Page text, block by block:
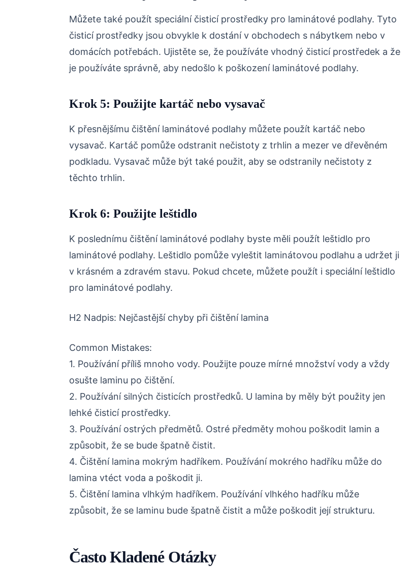
Můžete také použít speciální čisticí prostředky pro laminátové podlahy. Tyto
čisticí prostředky jsou obvykle k dostání v obchodech s nábytkem nebo v
domácích potřebách. Ujistěte se, že používáte vhodný čisticí prostředek a že
je používáte správně, aby nedošlo k poškození laminátové podlahy.
Krok 5: Použijte kartáč nebo vysavač
K přesnějšímu čištění laminátové podlahy můžete použít kartáč nebo
vysavač. Kartáč pomůže odstranit nečistoty z trhlin a mezer ve dřevěném
podkladu. Vysavač může být také použit, aby se odstranily nečistoty z
těchto trhlin.
Krok 6: Použijte leštidlo
K poslednímu čištění laminátové podlahy byste měli použít leštidlo pro
laminátové podlahy. Leštidlo pomůže vyleštit laminátovou podlahu a udržet ji
v krásném a zdravém stavu. Pokud chcete, můžete použít i speciální leštidlo
pro laminátové podlahy.
H2 Nadpis: Nejčastější chyby při čištění lamina
Common Mistakes:
1. Používání příliš mnoho vody. Použijte pouze mírné množství vody a vždy
osušte laminu po čištění.
2. Používání silných čisticích prostředků. U lamina by měly být použity jen
lehké čisticí prostředky.
3. Používání ostrých předmětů. Ostré předměty mohou poškodit lamin a
způsobit, že se bude špatně čistit.
4. Čištění lamina mokrým hadříkem. Používání mokrého hadříku může do
lamina vtéct voda a poškodit ji.
5. Čištění lamina vlhkým hadříkem. Používání vlhkého hadříku může
způsobit, že se laminu bude špatně čistit a může poškodit její strukturu.
Často Kladené Otázky